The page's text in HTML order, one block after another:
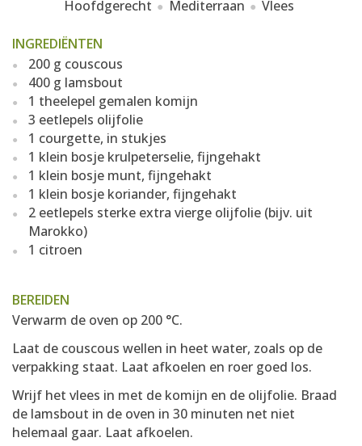
Hoofdgerecht Mediterraan Vlees
INGREDIËNTEN
200 g couscous
400 g lamsbout
1 theelepel gemalen komijn
3 eetlepels olijfolie
1 courgette, in stukjes
1 klein bosje krulpeterselie, fijngehakt
1 klein bosje munt, fijngehakt
1 klein bosje koriander, fijngehakt
2 eetlepels sterke extra vierge olijfolie (bijv. uit
Marokko)
1 citroen
BEREIDEN
Verwarm de oven op 200 °C.
Laat de couscous wellen in heet water, zoals op de
verpakking staat. Laat afkoelen en roer goed los.
Wrijf het vlees in met de komijn en de olijfolie. Braad
de lamsbout in de oven in 30 minuten net niet
helemaal gaar. Laat afkoelen.